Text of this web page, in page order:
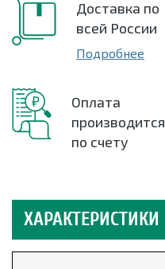
Доставка по
всей России
Подробнее
Оплата
производится
по счету
ХАРАКТЕРИСТИКИ